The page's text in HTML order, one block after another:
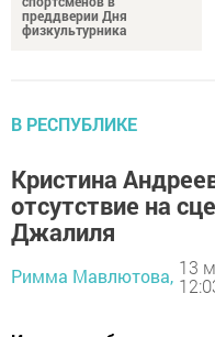
преддверии Дня
физкультурника
В РЕСПУБЛИКЕ
Кристина
отсутствие на
Джалиля
Римма Мавлютова, 13